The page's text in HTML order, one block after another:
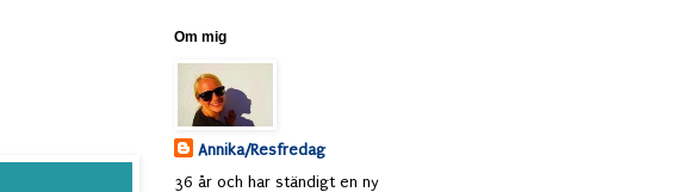
Om mig
Annika/Resfredag
36 år och har ständigt en ny